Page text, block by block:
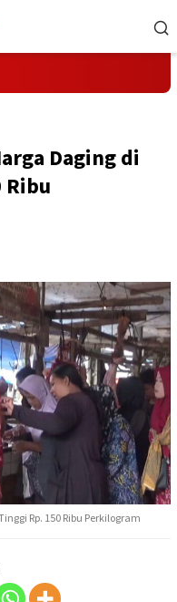
Daging di
Ribu
Rp. 150 Ribu Perkilogram